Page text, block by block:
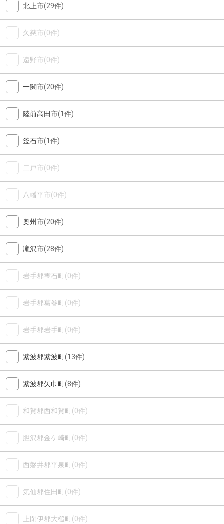
北上市(29件)
久慈市(0件)
遠野市(0件)
一関市(20件)
陸前高田市(1件)
釜石市(1件)
二戸市(0件)
八幡平市(0件)
奥州市(20件)
滝沢市(28件)
岩手郡雫石町(0件)
岩手郡葛巻町(0件)
岩手郡岩手町(0件)
紫波郡紫波町(13件)
紫波郡矢巾町(8件)
和賀郡西和賀町(0件)
胆沢郡金ケ崎町(0件)
西磐井郡平泉町(0件)
気仙郡住田町(0件)
上閉伊郡大槌町(0件)